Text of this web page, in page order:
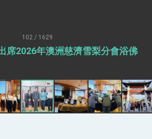
與數位發展部攜手合作，整合台灣雄厚數
，達成固邦榮邦目標
示多數國人滿意政府外交表現，高度支持
外交」與台歐美日關係深化
「韌性之島，希望之光」為題發表2026新
102 / 1629
席2026年澳洲慈濟雪梨分會浴佛